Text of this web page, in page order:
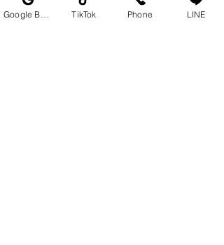
Partnerships
TikTok Phone LINE